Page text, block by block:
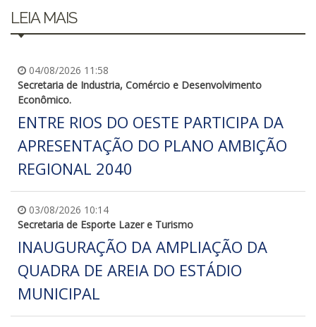
LEIA MAIS
04/08/2026 11:58
Secretaria de Industria, Comércio e Desenvolvimento
Econômico.
ENTRE RIOS DO OESTE PARTICIPA DA
APRESENTAÇÃO DO PLANO AMBIÇÃO
REGIONAL 2040
03/08/2026 10:14
Secretaria de Esporte Lazer e Turismo
INAUGURAÇÃO DA AMPLIAÇÃO DA
QUADRA DE AREIA DO ESTÁDIO
MUNICIPAL